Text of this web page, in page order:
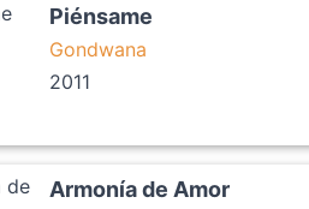
Piénsame
Gondwana
2011
Armonía de Amor